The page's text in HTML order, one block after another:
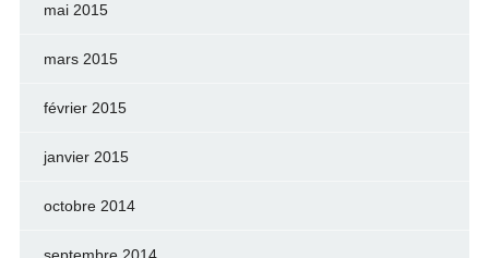
mai 2015
mars 2015
février 2015
janvier 2015
octobre 2014